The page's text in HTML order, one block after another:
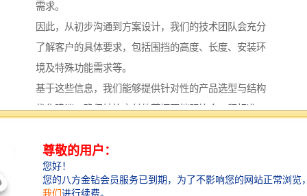
需求。
因此，从初步沟通到方案设计，我们的技术团队会充分
了解客户的具体要求，包括围挡的高度、长度、安装环
境及特殊功能需求等。
基于这些信息，我们能够提供针对性的产品选型与结构
优化建议，确保较终交付的草坪围挡既符合工程标准，
在生产制造方面，公司拥有完善的生产线与成熟工艺。
我们采用优质原材料，结合先进的生产设备，确保每一
块草坪围挡板材在尺寸精度、表面处理及整体强度上均